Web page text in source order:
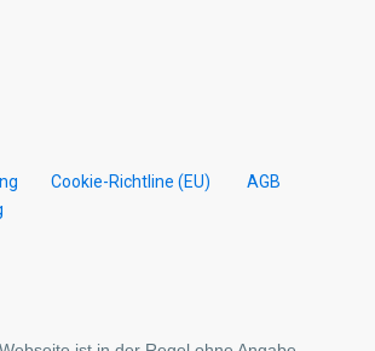
Cookie-Richtline (EU)
AGB